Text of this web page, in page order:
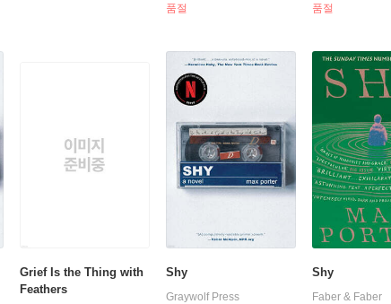
품절
품절
Grief Is the Thing with
Feathers
Shy
Graywolf Press
Shy
Faber & Faber